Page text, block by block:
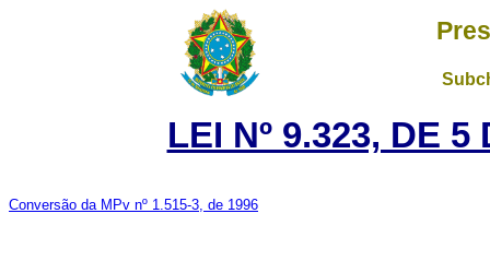
LEI Nº 9.323, DE
Conversão da MPv nº 1.515-3, de 1996